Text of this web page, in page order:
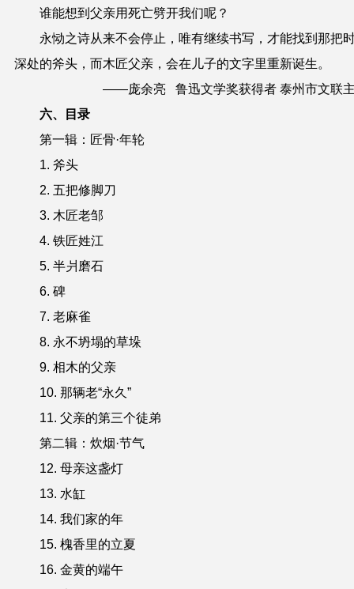
谁能想到父亲用死亡劈开我们呢？
永恸之诗从来不会停止，唯有继续书写，才能找到那把
深处的斧头，而木匠父亲，会在儿子的文字里重新诞生。
——庞余亮 鲁迅文学奖获得者 泰州市文联
六、目录
第一辑：匠骨·年轮
1. 斧头
2. 五把修脚刀
3. 木匠老邹
4. 铁匠姓江
5. 半爿磨石
6. 碑
7. 老麻雀
8. 永不坍塌的草垛
9. 相木的父亲
10. 那辆老“永久”
11. 父亲的第三个徒弟
第二辑：炊烟·节气
12. 母亲这盏灯
13. 水缸
14. 我们家的年
15. 槐香里的立夏
16. 金黄的端午